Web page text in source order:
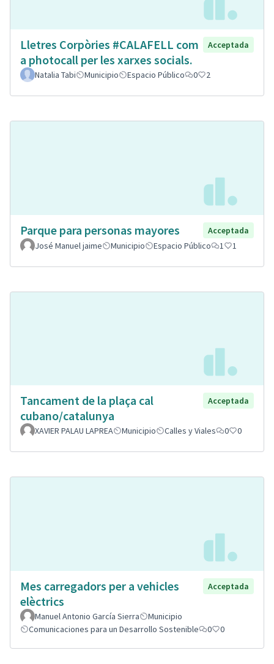
Lletres Corpòries #CALAFELL com
a photocall per les xarxes socials.
Acceptada
Natalia Tabi Municipio Espacio Público 0 2
Parque para personas mayores
Acceptada
José Manuel jaime
Municipio Espacio Público 1 1
Tancament de la plaça cal
cubano/catalunya
Acceptada
XAVIER PALAU LAPREA Municipio Calles y Viales 0 0
Mes carregadors per a vehicles
elèctrics
Acceptada
Manuel Antonio García Sierra
Municipio
Comunicaciones para un Desarrollo Sostenible
0 0